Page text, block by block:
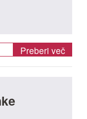
Preberi več